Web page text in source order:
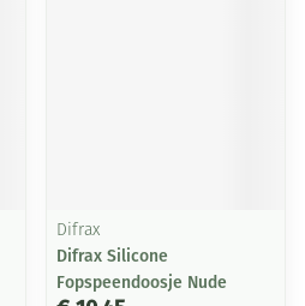
Difrax
Difrax Silicone
Fopspeendoosje Nude